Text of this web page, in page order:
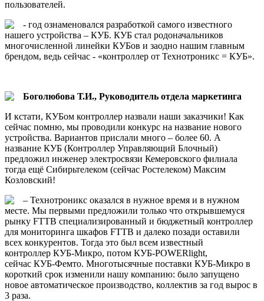
пользователей.
- год ознаменовался разработкой самого известного
нашего устройства – КУБ. КУБ стал родоначальников
многочисленной линейки КУБов и заодно нашим главным
брендом, ведь сейчас - «контроллер от Технотроникс = КУБ».
Боголюбова Т.И., Руководитель отдела маркетинга
И кстати, КУБом контроллер назвали наши заказчики! Как
сейчас помню, мы проводили конкурс на название нового
устройства. Вариантов прислали много – более 60. А
название КУБ (Контроллер Управляющий Блочный)
предложил инженер электросвязи Кемеровского филиала
тогда ещё Сибирьтелеком (сейчас Ростелеком) Максим
Козловский!
– Технотроникс оказался в нужное время и в нужном
месте. Мы первыми предложили только что открывшемуся
рынку FTTB специализированный и бюджетный контроллер
для мониторинга шкафов FTTB и далеко позади оставили
всех конкурентов. Тогда это был всем известный
контроллер КУБ-Микро, потом КУБ-POWERlight,
сейчас КУБ-Фемто. Многотысячные поставки КУБ-Микро в
короткий срок изменили нашу компанию: было запущено
новое автоматическое производство, коллектив за год вырос в
3 раза.